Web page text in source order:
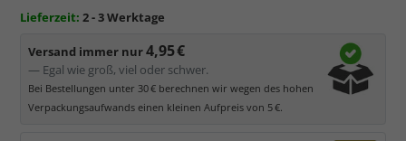
Lieferzeit: 2 - 3 Werktage
Versand immer nur4,95 €
— Egal wie groß, viel oder schwer.
Bei Bestellungen unter 30 € berechnen wir wegen des hohen
Verpackungsaufwands einen kleinen Aufpreis von 5 €.